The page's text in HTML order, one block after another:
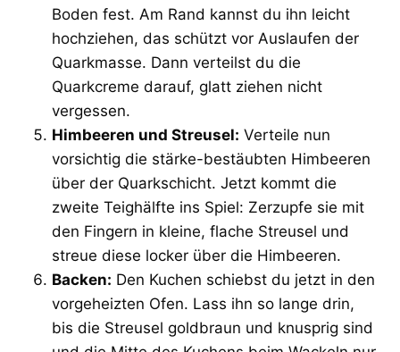
Boden fest. Am Rand kannst du ihn leicht
hochziehen, das schützt vor Auslaufen der
Quarkmasse. Dann verteilst du die
Quarkcreme darauf, glatt ziehen nicht
vergessen.
Himbeeren und Streusel: Verteile nun
vorsichtig die stärke-bestäubten Himbeeren
über der Quarkschicht. Jetzt kommt die
zweite Teighälfte ins Spiel: Zerzupfe sie mit
den Fingern in kleine, flache Streusel und
streue diese locker über die Himbeeren.
Backen: Den Kuchen schiebst du jetzt in den
vorgeheizten Ofen. Lass ihn so lange drin,
bis die Streusel goldbraun und knusprig sind